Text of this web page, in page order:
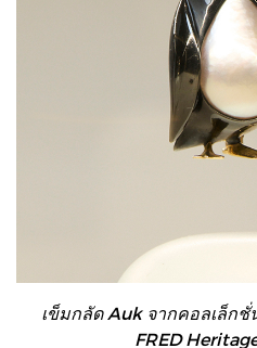
เข็มกลัด Auk จากคอลเล็กชั่
FRED